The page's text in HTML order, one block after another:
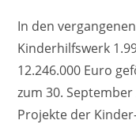
In den
Kinderhilfswerk
12.246.000 Euro
zum 30.
Projekte der